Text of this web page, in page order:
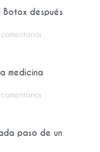
después
medicina
paso de un